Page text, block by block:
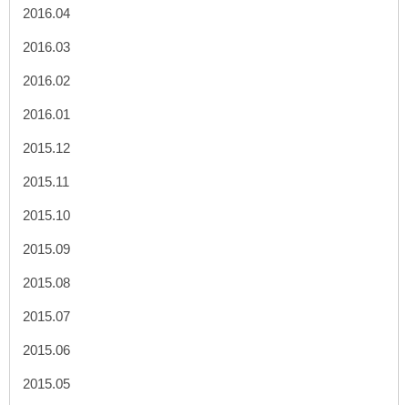
2016.04
2016.03
2016.02
2016.01
2015.12
2015.11
2015.10
2015.09
2015.08
2015.07
2015.06
2015.05